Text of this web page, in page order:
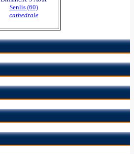
Senlis (60)
cathedrale